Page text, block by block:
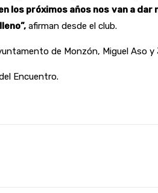
los próximos años nos van a dar
afirman desde el club.
de Monzón, Miguel Aso
Encuentro.